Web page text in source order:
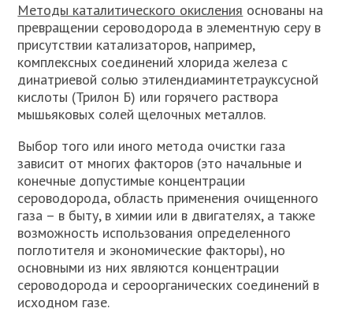
Методы каталитического окисления основаны на
превращении сероводорода в элементную серу в
присутствии катализаторов, например,
комплексных соединений хлорида железа с
динатриевой солью этилендиаминтетрауксусной
кислоты (Трилон Б) или горячего раствора
мышьяковых солей щелочных металлов.
Выбор того или иного метода очистки газа
зависит от многих факторов (это начальные и
конечные допустимые концентрации
сероводорода, область применения очищенного
газа – в быту, в химии или в двигателях, а также
возможность использования определенного
поглотителя и экономические факторы), но
основными из них являются концентрации
сероводорода и сероорганических соединений в
исходном газе.